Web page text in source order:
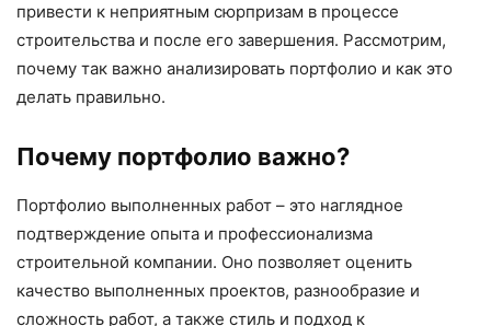
привести к неприятным сюрпризам в процессе
строительства и после его завершения. Рассмотрим,
почему так важно анализировать портфолио и как это
делать правильно.
Почему портфолио важно?
Портфолио выполненных работ – это наглядное
подтверждение опыта и профессионализма
строительной компании. Оно позволяет оценить
качество выполненных проектов, разнообразие и
сложность работ, а также стиль и подход к